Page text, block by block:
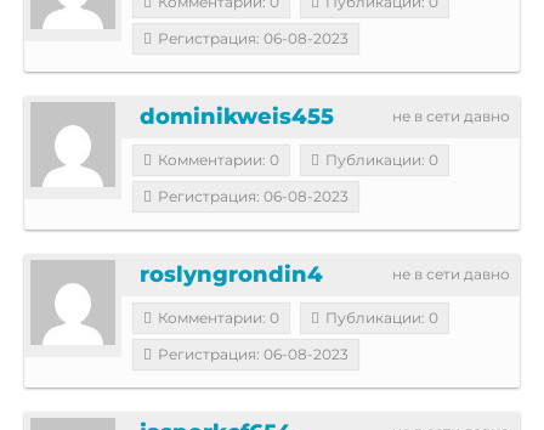
Регистрация: 06-08-2023
не в сети давно
dominikweis455
Комментарии: 0
Публикации: 0
Регистрация: 06-08-2023
не в сети давно
roslyngrondin4
Комментарии: 0
Публикации: 0
Регистрация: 06-08-2023